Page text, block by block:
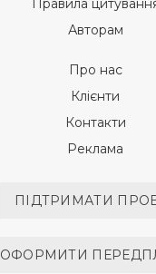
Правила
Авторам
Про нас
Клієнти
Контакти
Реклама
ПІДТРИМАТИ
ОФОРМИТИ